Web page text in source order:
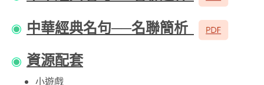
中華經典名句──名聯簡析
資源配套
小遊戲